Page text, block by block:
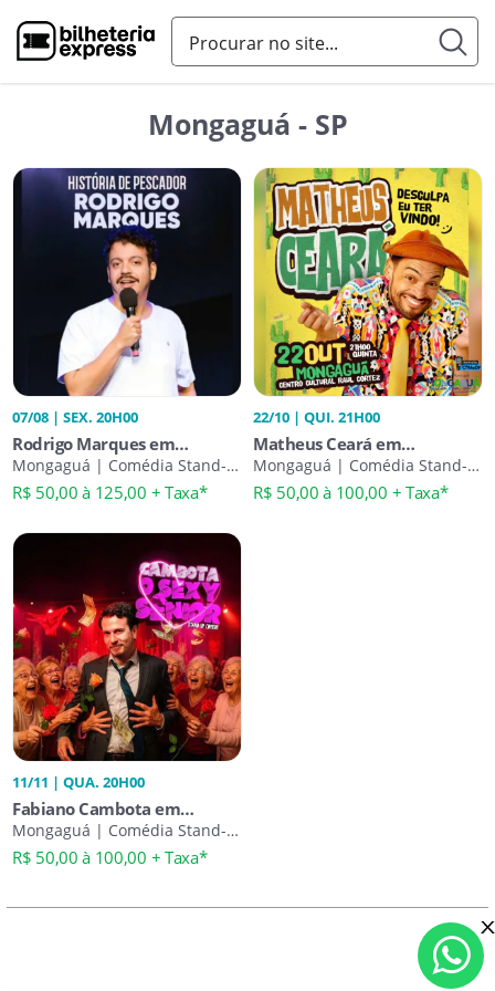
Mongaguá - SP
07/08 | SEX. 20H00
Rodrigo Marques em
Mongagua
Mongaguá | Comédia Stand-
Up
R$ 50,00 à 125,00 + Taxa*
22/10 | QUI. 21H00
Matheus Ceará em
Mongaguá - Desculpa Eu Ter
Vindo!
Mongaguá | Comédia Stand-
Up
R$ 50,00 à 100,00 + Taxa*
11/11 | QUA. 20H00
Fabiano Cambota em
Mongagua - O Sexy Sênior
Mongaguá | Comédia Stand-
Up
R$ 50,00 à 100,00 + Taxa*